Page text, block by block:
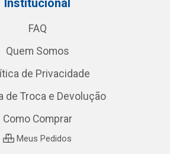
Institucional
FAQ
Quem Somos
de Privacidade
de Troca e Devolução
Como Comprar
Meus Pedidos